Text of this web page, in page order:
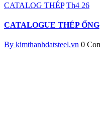
CATALOG THÉP Th4 26
CATALOGUE THÉP
By kimthanhdatsteel.vn 0